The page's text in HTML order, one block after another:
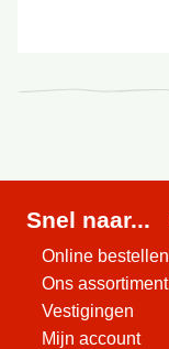
Snel naar...
Online bestellen
Ons assortiment
Vestigingen
Mijn account